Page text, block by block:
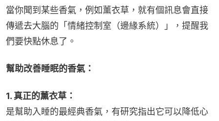
當你聞到某些香氣，例如薰衣草，就有個訊息會直接
傳遞去大腦的「情緒控制室（邊緣系統）」，提醒我
們要快點休息了。
幫助改善睡眠的香氣：
1. 真正的薰衣草：
是幫助入睡的最經典香氣，有研究指出它可以降低心